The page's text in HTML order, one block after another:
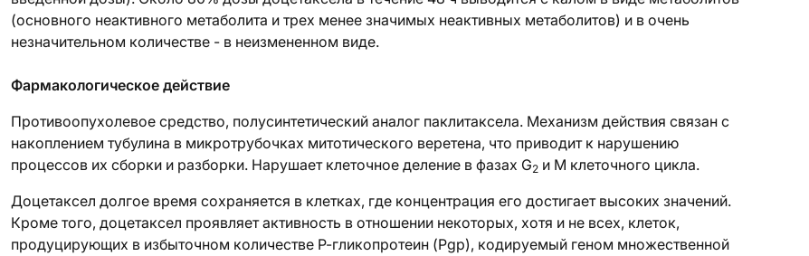
(основного неактивного метаболита и трех менее значимых неактивных метаболитов) и в очень
незначительном количестве - в неизмененном виде.
Фармакологическое действие
Противоопухолевое средство, полусинтетический аналог паклитаксела. Механизм действия связан с
накоплением тубулина в микротрубочках митотического веретена, что приводит к нарушению
процессов их сборки и разборки. Нарушает клеточное деление в фазах G2 и M клеточного цикла.
Доцетаксел долгое время сохраняется в клетках, где концентрация его достигает высоких значений.
Кроме того, доцетаксел проявляет активность в отношении некоторых, хотя и не всех, клеток,
продуцирующих в избыточном количестве Р-гликопротеин (Pgp), кодируемый геном множественной